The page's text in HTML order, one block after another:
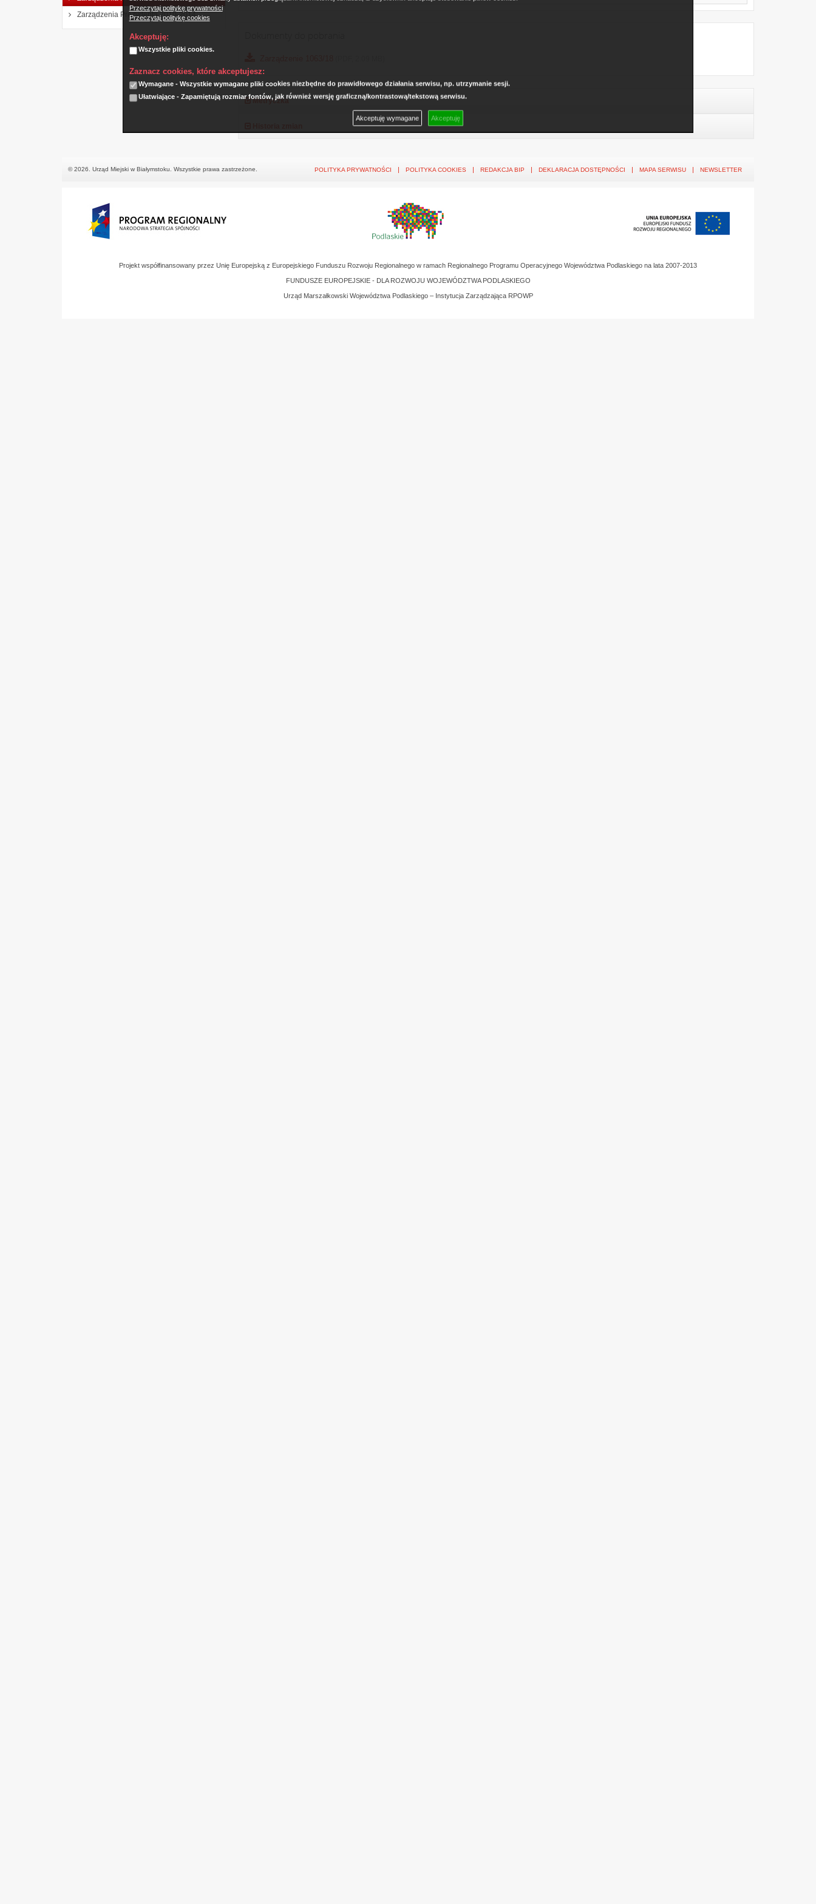
Przeczytaj politykę prywatności
Przeczytaj politykę cookies
Akceptuję:
Wszystkie pliki cookies.
Zaznacz cookies, które akceptujesz:
Wymagane - Wszystkie wymagane pliki cookies niezbędne do prawidłowego działania serwisu, np. utrzymanie sesji.
Ułatwiające - Zapamiętują rozmiar fontów, jak również wersję graficzną/kontrastową/tekstową serwisu.
Akceptuję wymagane Akceptuję
Zarządzenia Prezydenta 2010-2014
Metryczka
© 2026. Urząd Miejski w Białymstoku. Wszystkie prawa zastrzeżone. POLITYKA PRYWATNOŚCI POLITYKA COOKIES REDAKCJA BIP DEKLARACJA DOSTĘPNOŚCI MAPA SERWISU NEWSLETTER
Projekt współfinansowany przez Unię Europejską z Europejskiego Funduszu Rozwoju Regionalnego w ramach Regionalnego Programu Operacyjnego Województwa Podlaskiego na lata 2007-2013
FUNDUSZE EUROPEJSKIE - DLA ROZWOJU WOJEWÓDZTWA PODLASKIEGO
Urząd Marszałkowski Województwa Podlaskiego – Instytucja Zarządzająca RPOWP